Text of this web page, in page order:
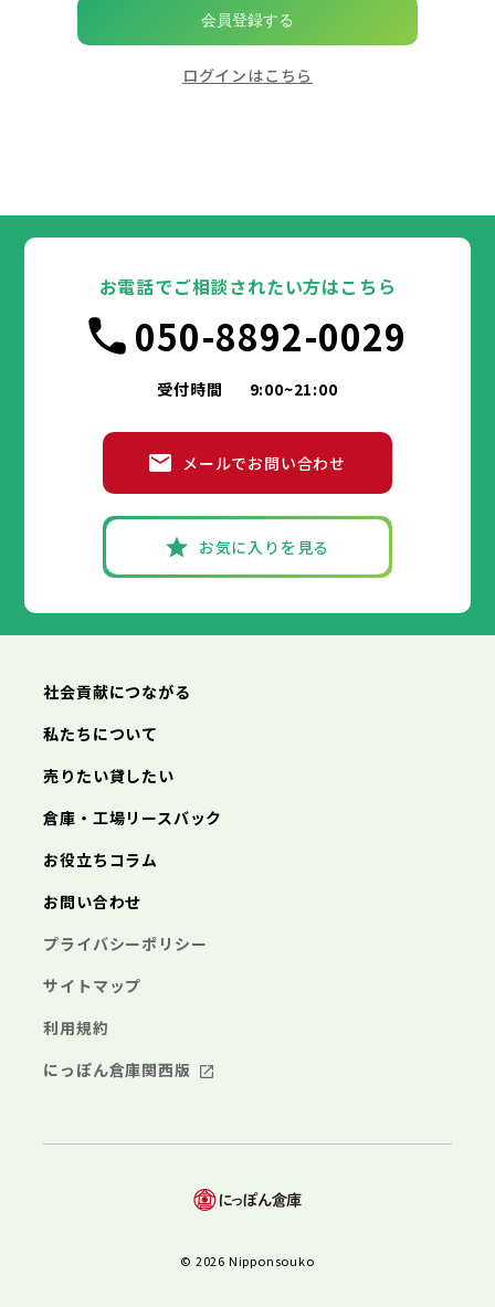
会員登録する
ログインはこちら
お電話でご相談されたい方はこちら
050-8892-0029
受付時間 9:00~21:00
メールでお問い合わせ
お気に入りを見る
社会貢献につながる
私たちについて
売りたい貸したい
倉庫・工場リースバック
お役立ちコラム
お問い合わせ
プライバシーポリシー
サイトマップ
利用規約
にっぽん倉庫関西版
© 2026 Nipponsouko